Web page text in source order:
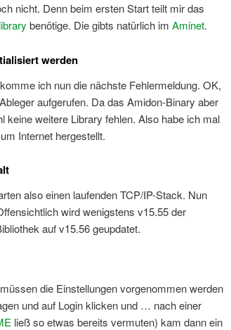
nicht. Denn beim ersten Start teilt mir das
benötige. Die gibts natürlich im Aminet.
werden
ich nun die nächste Fehlermeldung. OK,
aufgerufen. Da das Amidon-Binary aber
keine weitere Library fehlen. Also habe ich mal
Internet hergestellt.
also einen laufenden TCP/IP-Stack. Nun
wird wenigstens v15.55 der
auf v15.56 geupdatet.
die Einstellungen vorgenommen werden
und auf Login klicken und … nach einer
ließ so etwas bereits vermuten) kam dann ein